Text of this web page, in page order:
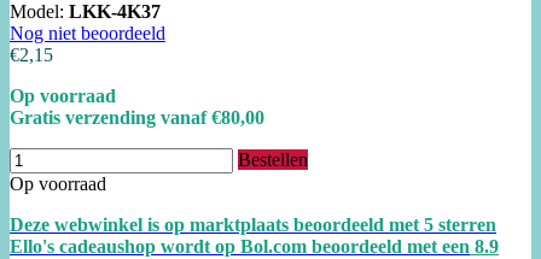
Model: LKK-4K37
Nog niet beoordeeld
€2,15
Op voorraad
Gratis verzending vanaf €80,00
Bestellen
Op voorraad
Deze webwinkel is op marktplaats beoordeeld met 5 sterren
Ello's cadeaushop wordt op Bol.com beoordeeld met een 8.9